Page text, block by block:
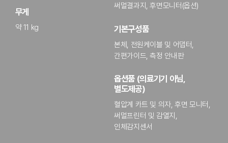
무게
약 11 kg
써멀결과지, 후면모니터(옵션)
기본구성품
본체, 전원케이블 및 어댑터,
간편가이드, 측정 안내판
옵션품 (의료기기 아님,
별도제공)
혈압계 카트 및 의자, 후면 모니터,
써멀프린터 및 감열지,
인체감지센서